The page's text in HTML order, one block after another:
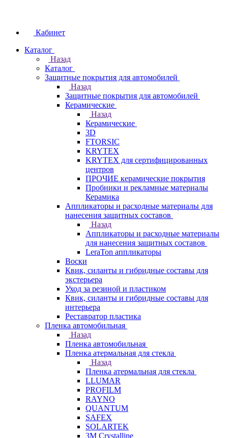
Кабинет
Каталог
Назад
Каталог
Защитные покрытия для автомобилей
Назад
Защитные покрытия для автомобилей
Керамические
Назад
Керамические
3D
FTORSIC
KRYTEX
KRYTEX для сертифицированных
центров
ПРОЧИЕ керамические покрытия
Пробники и рекламные материалы
Керамика
Аппликаторы и расходные материалы для
нанесения защитных составов
Назад
Аппликаторы и расходные материалы
для нанесения защитных составов
LeraTon аппликаторы
Воски
Квик, силанты и гибридные составы для
экстерьера
Уход за резиной и пластиком
Квик, силанты и гибридные составы для
интерьера
Реставратор пластика
Пленка автомобильная
Назад
Пленка автомобильная
Пленка атермальная для стекла
Назад
Пленка атермальная для стекла
LLUMAR
PROFILM
RAYNO
QUANTUM
SAFEX
SOLARTEK
3M Crystalline